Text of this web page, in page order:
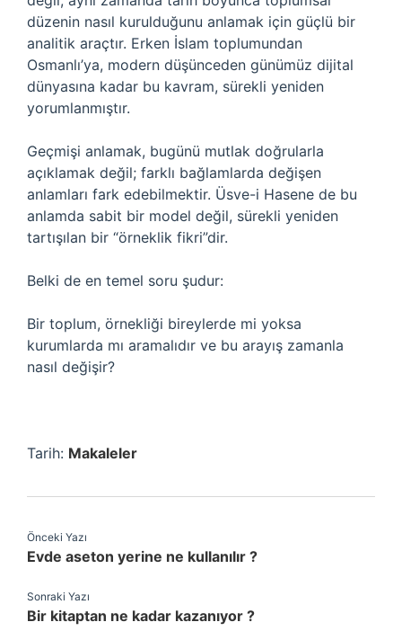
düzenin nasıl kurulduğunu anlamak için güçlü bir
analitik araçtır. Erken İslam toplumundan
Osmanlı’ya, modern düşünceden günümüz dijital
dünyasına kadar bu kavram, sürekli yeniden
yorumlanmıştır.
Geçmişi anlamak, bugünü mutlak doğrularla
açıklamak değil; farklı bağlamlarda değişen
anlamları fark edebilmektir. Üsve-i Hasene de bu
anlamda sabit bir model değil, sürekli yeniden
tartışılan bir “örneklik fikri”dir.
Belki de en temel soru şudur:
Bir toplum, örnekliği bireylerde mi yoksa
kurumlarda mı aramalıdır ve bu arayış zamanla
nasıl değişir?
Tarih: Makaleler
Önceki Yazı
Evde aseton yerine ne kullanılır ?
Sonraki Yazı
Bir kitaptan ne kadar kazanıyor ?